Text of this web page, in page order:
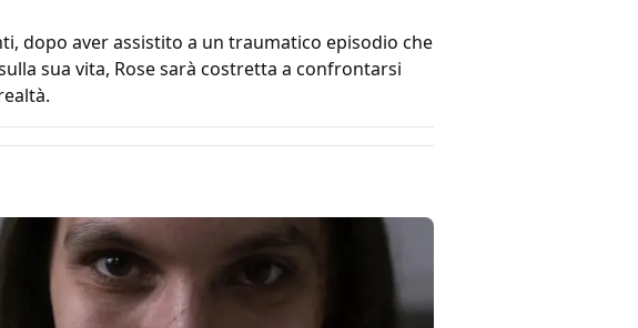
dopo aver assistito a un traumatico episodio che
sua vita, Rose sarà costretta a confrontarsi